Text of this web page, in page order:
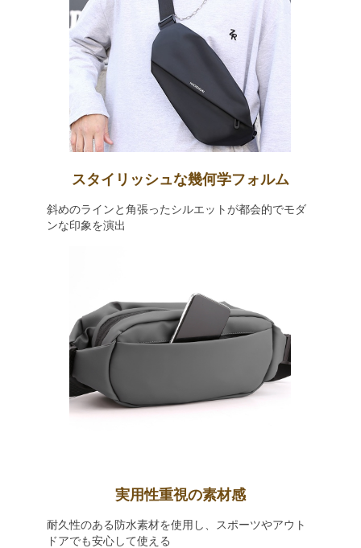
スタイリッシュな幾何学フォルム
斜めのラインと角張ったシルエットが都会的でモダ
ンな印象を演出
実用性重視の素材感
耐久性のある防水素材を使用し、スポーツやアウト
ドアでも安心して使える